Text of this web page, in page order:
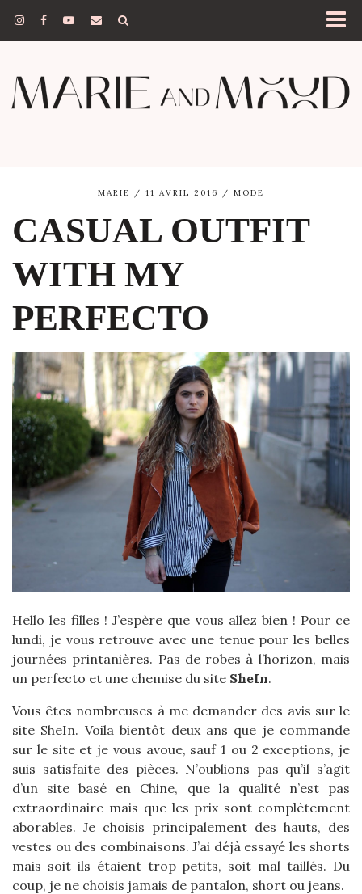
MARIE 11 AVRIL 2016 MODE
CASUAL OUTFIT
WITH MY
PERFECTO
Hello les filles ! J’espère que vous allez bien ! Pour ce
lundi, je vous retrouve avec une tenue pour les belles
journées printanières. Pas de robes à l’horizon, mais
un perfecto et une chemise du site SheIn.
Vous êtes nombreuses à me demander des avis sur le
site SheIn. Voila bientôt deux ans que je commande
sur le site et je vous avoue, sauf 1 ou 2 exceptions, je
suis satisfaite des pièces. N’oublions pas qu’il s’agit
d’un site basé en Chine, que la qualité n’est pas
extraordinaire mais que les prix sont complètement
aborables. Je choisis principalement des hauts, des
vestes ou des combinaisons. J’ai déjà essayé les shorts
mais soit ils étaient trop petits, soit mal taillés. Du
coup, je ne choisis jamais de pantalon, short ou jeans.